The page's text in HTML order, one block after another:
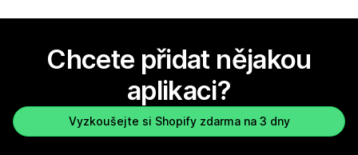
Chcete přidat nějakou
aplikaci?
Vyzkoušejte si Shopify zdarma na 3 dny